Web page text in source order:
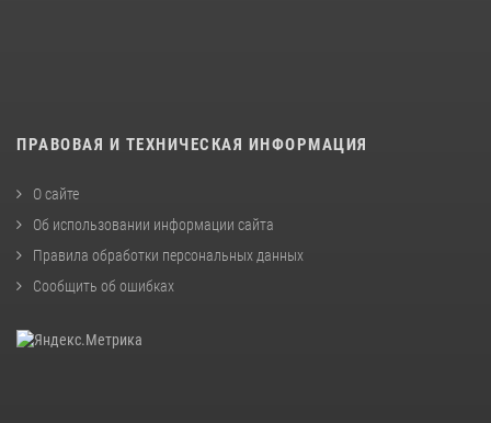
ПРАВОВАЯ И ТЕХНИЧЕСКАЯ ИНФОРМАЦИЯ
О сайте
Об использовании информации сайта
Правила обработки персональных данных
Сообщить об ошибках